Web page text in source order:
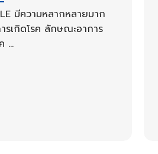
มีความหลากหลายมาก
รเกิดโรค ลักษณะอาการ
…